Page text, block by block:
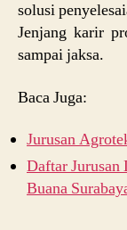
solusi
Jenjang karir
sampai jaksa.
Baca Juga:
Jurusan
Daftar
Buana